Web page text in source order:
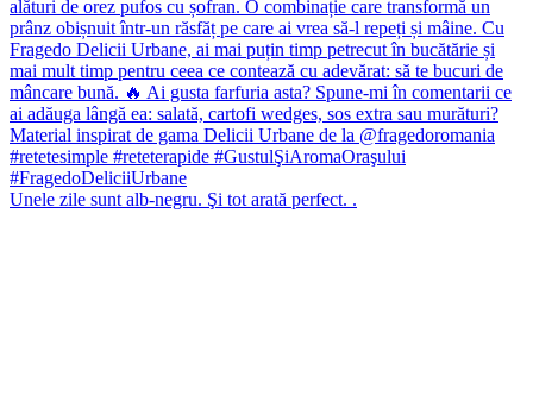
Unele zile sunt alb-negru. Şi tot arată perfect. .